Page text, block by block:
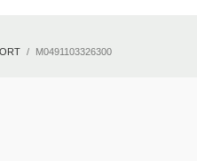
M0491103326300